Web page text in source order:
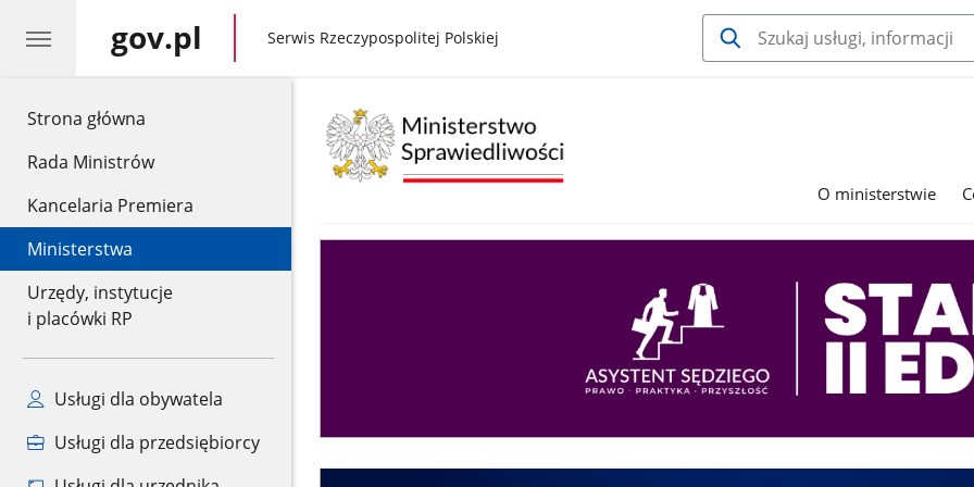
Strona główna
Rada Ministrów
Kancelaria Premiera
Ministerstwa
Urzędy, instytucje
i placówki RP
Usługi dla obywatela
Usługi dla przedsiębiorcy
gov.pl gov.pl
Serwis Rzeczypospolitej Polskiej
O ministerstwie